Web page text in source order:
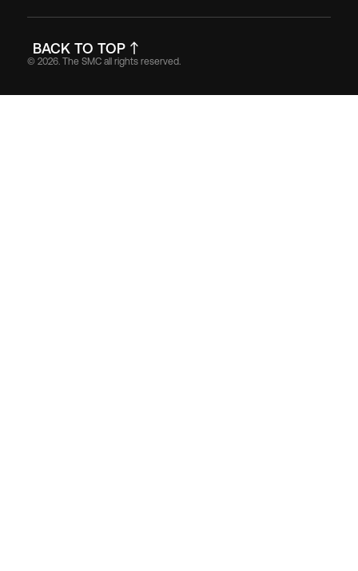
© 2026. The SMC all rights reserved.
BACK TO TOP